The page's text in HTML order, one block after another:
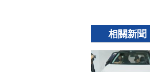
相關新聞